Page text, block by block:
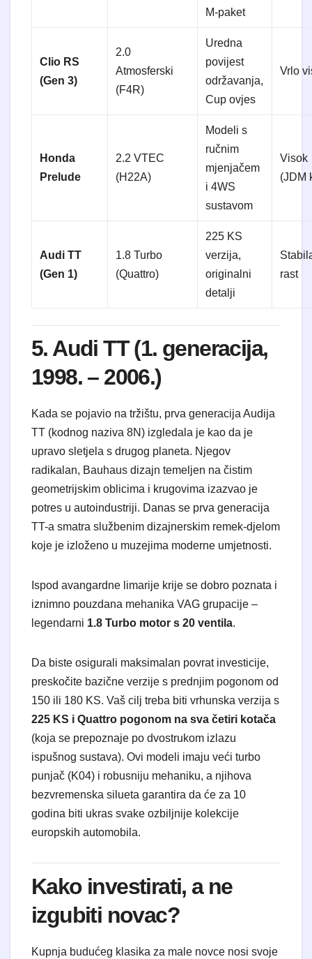
M-paket
Clio RS
(Gen 3)
2.0
Atmosferski
(F4R)
Uredna
povijest
održavanja,
Cup ovjes
Vrlo
Honda
Prelude
2.2 VTEC
(H22A)
Modeli s
ručnim
mjenjačem
i 4WS
sustavom
Visok
(JDM
Audi TT
(Gen 1)
1.8 Turbo
(Quattro)
225 KS
verzija,
originalni
detalji
rast
5. Audi TT (1. generacija,
1998. – 2006.)
Kada se pojavio na tržištu, prva generacija Audija
TT (kodnog naziva 8N) izgledala je kao da je
upravo sletjela s drugog planeta. Njegov
radikalan, Bauhaus dizajn temeljen na čistim
geometrijskim oblicima i krugovima izazvao je
potres u autoindustriji. Danas se prva generacija
TT-a smatra službenim dizajnerskim remek-djelom
koje je izloženo u muzejima moderne umjetnosti.
Ispod avangardne limarije krije se dobro poznata i
iznimno pouzdana mehanika VAG grupacije –
legendarni 1.8 Turbo motor s 20 ventila.
Da biste osigurali maksimalan povrat investicije,
preskočite bazične verzije s prednjim pogonom od
150 ili 180 KS. Vaš cilj treba biti vrhunska verzija s
225 KS i Quattro pogonom na sva četiri kotača
(koja se prepoznaje po dvostrukom izlazu
ispušnog sustava). Ovi modeli imaju veći turbo
punjač (K04) i robusniju mehaniku, a njihova
bezvremenska silueta garantira da će za 10
godina biti ukras svake ozbiljnije kolekcije
europskih automobila.
Kako investirati, a ne
izgubiti novac?
Kupnja budućeg klasika za male novce nosi svoje